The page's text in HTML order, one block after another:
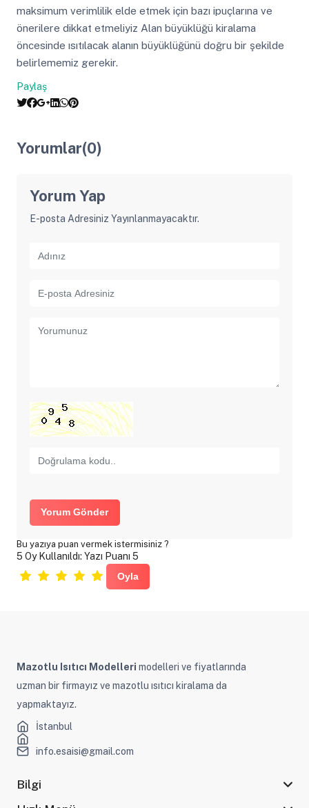
maksimum verimlilik elde etmek için bazı ipuçlarına ve
önerilere dikkat etmeliyiz Alan büyüklüğü kiralama
öncesinde ısıtılacak alanın büyüklüğünü doğru bir şekilde
belirlememiz gerekir.
Paylaş
Yorumlar(0)
Yorum Yap
E-posta Adresiniz Yayınlanmayacaktır.
Yorum Gönder
Bu yazıya puan vermek istermisiniz ?
5 Oy Kullanıldı: Yazı Puanı 5
Mazotlu Isıtıcı Modelleri modelleri ve fiyatlarında
uzman bir firmayız ve mazotlu ısıtıcı kiralama da
yapmaktayız.
İstanbul
info.esaisi@gmail.com
Bilgi